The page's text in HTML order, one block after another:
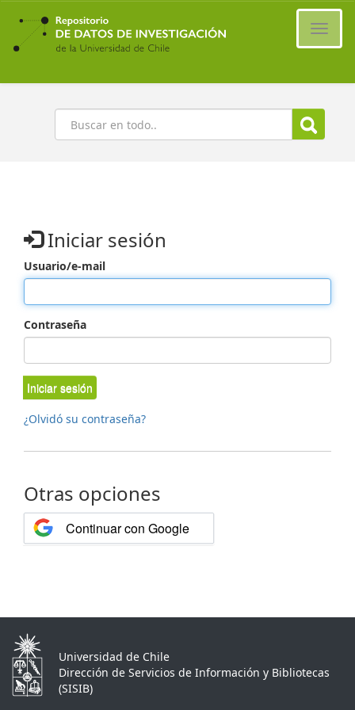
Ir
contenido
principal
Buscar
Iniciar sesión
Usuario/e-mail
Contraseña
Iniciar sesión
¿Olvidó su contraseña?
Otras opciones
Continuar con Google
Universidad de Chile
Dirección de Servicios de Información y Bibliotecas
(SISIB)